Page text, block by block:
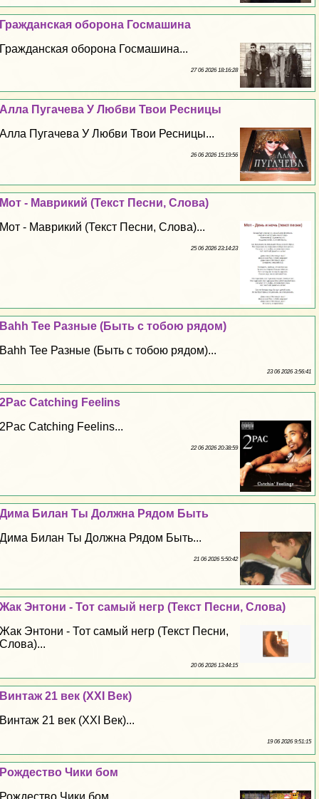
Гражданская оборона Госмашина
Гражданская оборона Госмашина...
27 06 2026 18:16:28
Алла Пугачева У Любви Твои Ресницы
Алла Пугачева У Любви Твои Ресницы...
26 06 2026 15:19:56
Мот - Маврикий (Текст Песни, Слова)
Мот - Маврикий (Текст Песни, Слова)...
25 06 2026 23:14:23
Bahh Tee Разные (Быть с тобою рядом)
Bahh Tee Разные (Быть с тобою рядом)...
23 06 2026 3:56:41
2Pac Catching Feelins
2Pac Catching Feelins...
22 06 2026 20:38:59
Дима Билан Ты Должна Рядом Быть
Дима Билан Ты Должна Рядом Быть...
21 06 2026 5:50:42
Жак Энтони - Тот самый негр (Текст Песни, Слова)
Жак Энтони - Тот самый негр (Текст Песни,
Слова)...
20 06 2026 13:44:15
Винтаж 21 век (XXI Век)
Винтаж 21 век (XXI Век)...
19 06 2026 9:51:15
Рождество Чики бом